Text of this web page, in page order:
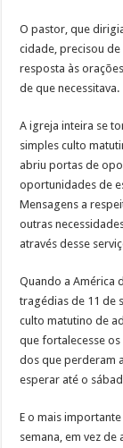
O pastor, que
cidade, precisou
resposta às
de que necessitava.
A igreja inteira se
simples culto
abriu portas de
oportunidades de
Mensagens a
outras
através desse
Quando a América
tragédias de 11 de
culto matutino de
que fortalecesse
dos que perderam
esperar até o
E o mais
semana, em vez